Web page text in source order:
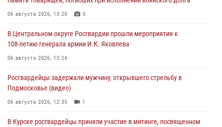
06 августа 2026, 13:29 5
В Центральном округе Росгвардии прошли мероприятия к
108‑летию генерала армии И.К. Яковлева
06 августа 2026, 13:24
Росгвардейцы задержали мужчину, открывшего стрельбу в
Подмосковье (видео)
06 августа 2026, 12:35 1
В Курске росгвардейцы приняли участие в митинге, посвященном